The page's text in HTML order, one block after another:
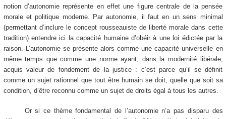
notion d’autonomie représente en effet une figure centrale de la pensée
morale et politique moderne. Par autonomie, il faut en un sens minimal
(permettant d’inclure le concept rousseauiste de liberté morale dans cette
tradition) entendre ici la capacité humaine d’obéir à une loi édictée par la
raison. L’autonomie se présente alors comme une capacité universelle en
même temps que comme une norme ayant, dans la modernité libérale,
acquis valeur de fondement de la justice : c’est parce qu’il se définit
comme un sujet rationnel que tout être humain se doit, quelle que soit sa
condition, d’être reconnu comme un sujet de droits égal à tous les autres.
Or si ce thème fondamental de l’autonomie n’a pas disparu des